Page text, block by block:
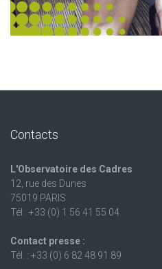
Contacts
L'Observatoire des Cadres
12, rue des Dunes
75019 PARIS
Tél : +33 (0) 1 56 41 55 04
Contact presse :
Tél. : +33 (0) 6 82 48 91 89